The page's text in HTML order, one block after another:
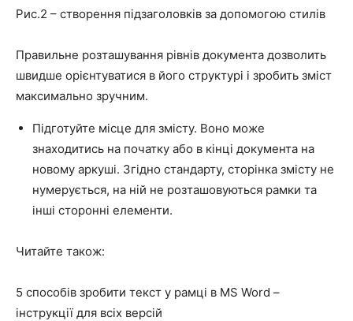
Рис.2 – створення підзаголовків за допомогою стилів
Правильне розташування рівнів документа дозволить
швидше орієнтуватися в його структурі і зробить зміст
максимально зручним.
Підготуйте місце для змісту. Воно може
знаходитись на початку або в кінці документа на
новому аркуші. Згідно стандарту, сторінка змісту не
нумерується, на ній не розташовуються рамки та
інші сторонні елементи.
Читайте також:
5 способів зробити текст у рамці в MS Word –
інструкції для всіх версій